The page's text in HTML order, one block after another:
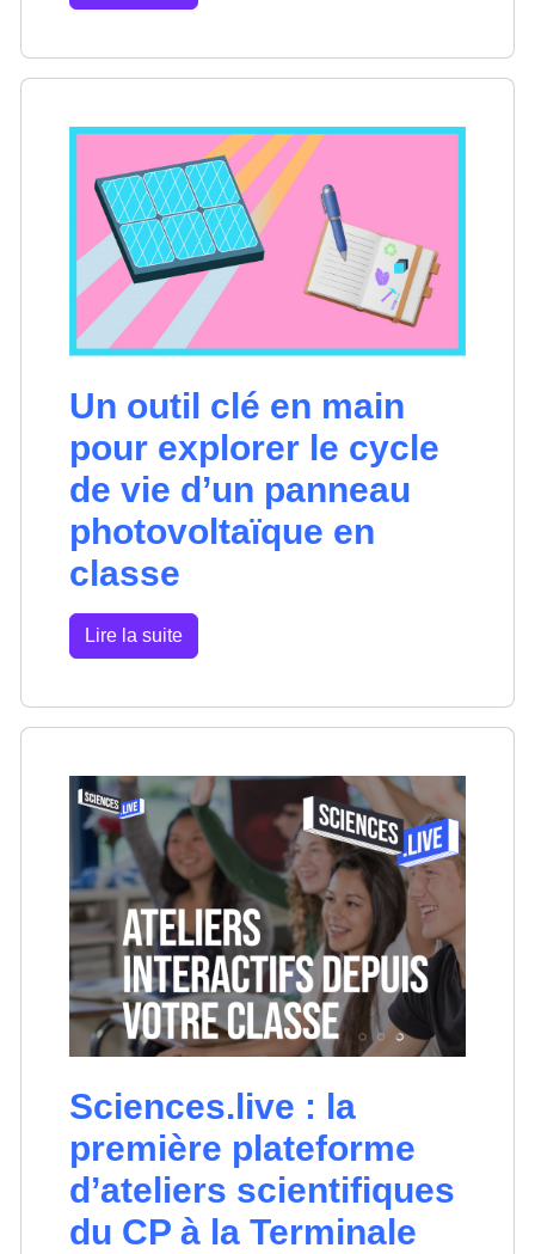
Un outil clé en main
pour explorer le cycle
de vie d’un panneau
photovoltaïque en
classe
Lire la suite
Sciences.live : la
première plateforme
d’ateliers scientifiques
du CP à la Terminale